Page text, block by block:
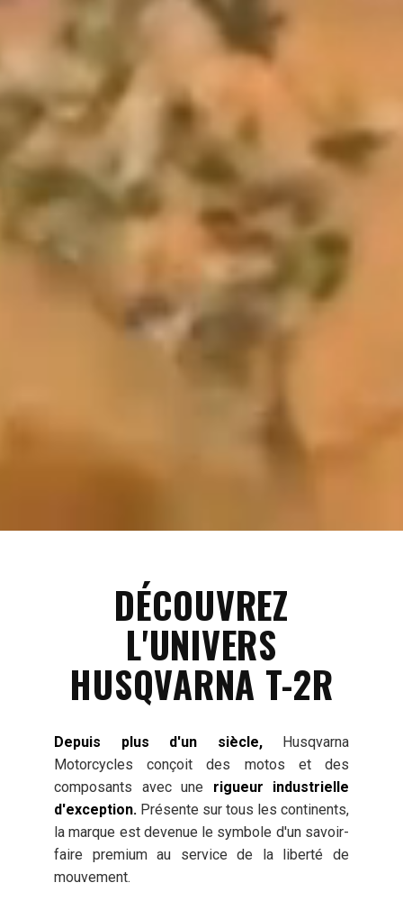
DÉCOUVREZ
L'UNIVERS
HUSQVARNA T-2R
Depuis plus d'un siècle,Husqvarna
Motorcycles conçoit des motos et des
composants avec une rigueur industrielle
d'exception. Présente sur tous les continents,
la marque est devenue le symbole d'un savoir-
faire premium au service de la liberté de
mouvement.